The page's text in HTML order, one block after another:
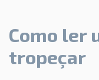
Como ler
tropeçar